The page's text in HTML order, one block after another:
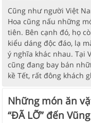
Cũng như người Việt
Hoa cũng nấu những
tiên. Bên cạnh đó, họ
kiểu dáng độc đáo, lạ
ý nghĩa khác nhau. Tại
cũng đang bay bán
kề Tết, rất đông khách
Những món ăn
“ĐÃ LỠ” đến